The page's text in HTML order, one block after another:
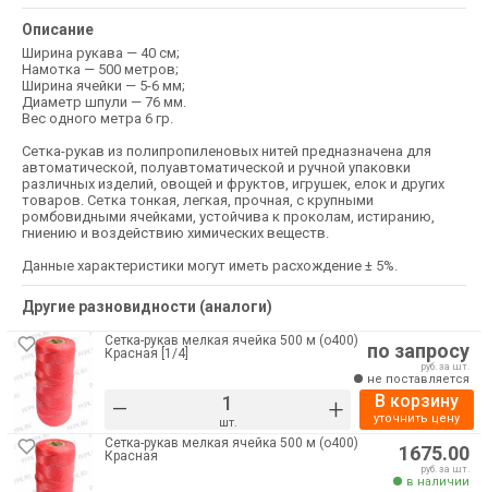
Описание
Ширина рукава — 40 см;
Намотка — 500 метров;
Ширина ячейки — 5-6 мм;
Диаметр шпули — 76 мм.
Вес одного метра 6 гр.
Сетка-рукав из полипропиленовых нитей предназначена для
автоматической, полуавтоматической и ручной упаковки
различных изделий, овощей и фруктов, игрушек, елок и других
товаров. Сетка тонкая, легкая, прочная, с крупными
ромбовидными ячейками, устойчива к проколам, истиранию,
гниению и воздействию химических веществ.
Данные характеристики могут иметь расхождение ± 5%.
Другие разновидности (аналоги)
Сетка-рукав мелкая ячейка 500 м (о400)
Красная [1/4]
– шт. +
по запросу
руб. за шт.
не поставляется
В корзину
уточнить цену
Сетка-рукав мелкая ячейка 500 м (о400)
Красная
1675.00
руб. за шт.
в наличии